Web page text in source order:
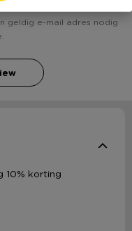
geldig e-mail adres nodig
10% korting